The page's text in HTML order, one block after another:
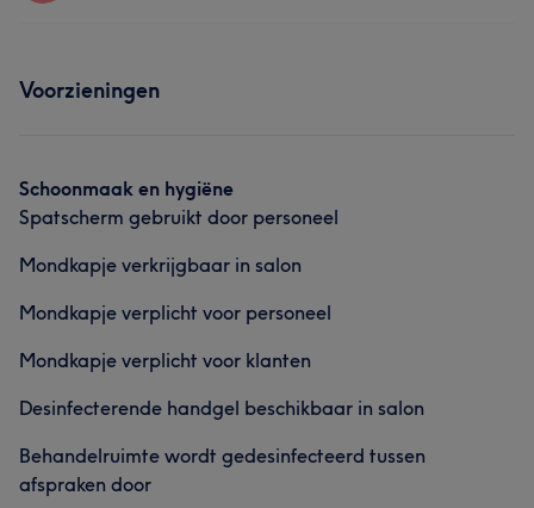
Voorzieningen
Schoonmaak en hygiëne
Spatscherm gebruikt door personeel
Mondkapje verkrijgbaar in salon
Mondkapje verplicht voor personeel
Mondkapje verplicht voor klanten
Desinfecterende handgel beschikbaar in salon
Behandelruimte wordt gedesinfecteerd tussen
afspraken door